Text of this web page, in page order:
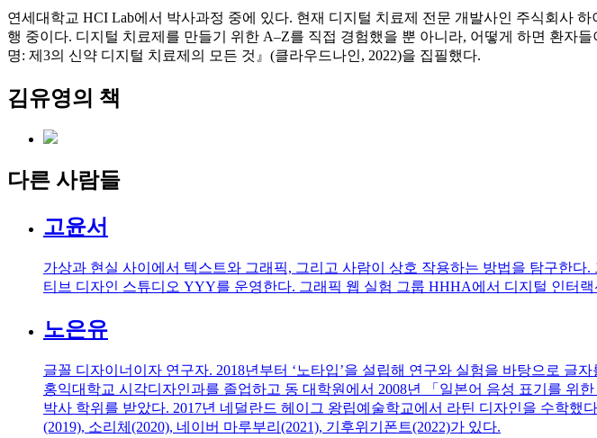
연세대학교 HCI Lab에서 박사과정 중에 있다. 현재 디지털 치료제 전문 개발사인 주식회사
행 중이다. 디지털 치료제를 만들기 위한 A–Z를 직접 경험했을 뿐 아니라, 어떻게 하면 환자
명: 제3의 신약 디지털 치료제의 모든 것』(클라우드나인, 2022)을 집필했다.
김유영의 책
다른 사람들
고윤서
가상과 현실 사이에서 텍스트와 그래픽, 그리고 사람이 상호 작용하는 방법을 탐구한
티브 디자인 스튜디오 YYY를 운영한다. 그래픽 웹 실험 그룹 HHHA에서 디지털 인터
노은유
글꼴 디자이너이자 연구자. 2018년부터 ‘노타입’을 설립해 연구와 실험을 바탕으로 글
홍익대학교 시각디자인과를 졸업하고 동 대학원에서 2008년 「일본어 음성 표기를 위
박사 학위를 받았다. 2017년 네덜란드 헤이그 왕립예술학교에서 라틴 디자인을 수학했
(2019), 소리체(2020), 네이버 마루부리(2021), 기후위기폰트(2022)가 있다.